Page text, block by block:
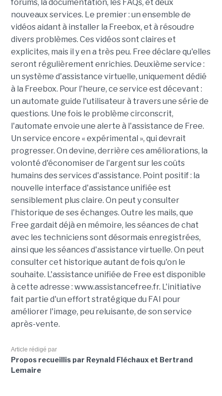
forums, la documentation, les FAQs, et deux
nouveaux services. Le premier : un ensemble de
vidéos aidant à installer la Freebox, et à résoudre
divers problèmes. Ces vidéos sont claires et
explicites, mais il y en a très peu. Free déclare qu'elles
seront régulièrement enrichies. Deuxième service :
un système d'assistance virtuelle, uniquement dédié
à la Freebox. Pour l'heure, ce service est décevant :
un automate guide l'utilisateur à travers une série de
questions. Une fois le problème circonscrit,
l'automate envoie une alerte à l'assistance de Free.
Un service encore « expérimental », qui devrait
progresser. On devine, derrière ces améliorations, la
volonté d'économiser de l'argent sur les coûts
humains des services d'assistance. Point positif : la
nouvelle interface d'assistance unifiée est
sensiblement plus claire. On peut y consulter
l'historique de ses échanges. Outre les mails, que
Free gardait déjà en mémoire, les séances de chat
avec les techniciens sont désormais enregistrées,
ainsi que les séances d'assistance virtuelle. On peut
consulter cet historique autant de fois qu'on le
souhaite. L'assistance unifiée de Free est disponible
à cette adresse : www.assistancefree.fr. L'initiative
fait partie d'un effort stratégique du FAI pour
améliorer l'image, peu reluisante, de son service
après-vente.
Article rédigé par
Propos recueillis par Reynald Fléchaux et Bertrand
Lemaire